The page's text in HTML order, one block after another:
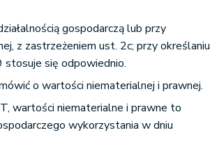
gospodarczą lub przy
z zastrzeżeniem ust. 2c; przy określaniu
się odpowiednio.
o wartości niematerialnej i prawnej.
wartości niematerialne i prawne to
wykorzystania w dniu